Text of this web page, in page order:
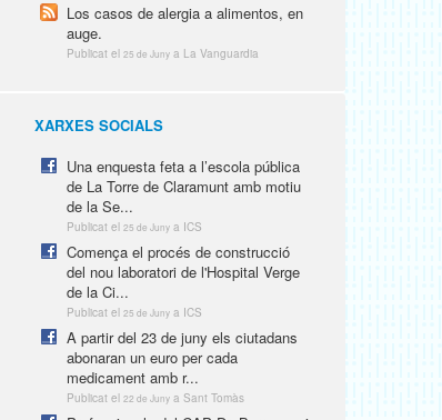
Los casos de alergia a alimentos, en
auge.
Publicat el 25 de Juny a La Vanguardia
XARXES SOCIALS
Una enquesta feta a l’escola pública
de La Torre de Claramunt amb motiu
de la Se...
Publicat el 25 de Juny a ICS
Comença el procés de construcció
del nou laboratori de l'Hospital Verge
de la Ci...
Publicat el 25 de Juny a ICS
A partir del 23 de juny els ciutadans
abonaran un euro per cada
medicament amb r...
Publicat el 22 de Juny a Sant Tomàs